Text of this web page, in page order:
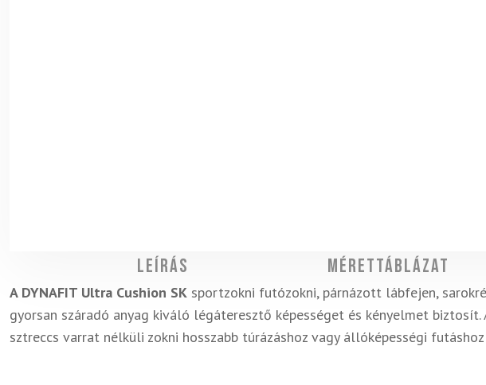
Leírás Mérettáblázat
A DYNAFIT Ultra Cushion SK sportzokni futózokni, párnázott lábfejen,
gyorsan száradó anyag kiváló légáteresztő képességet és kényelmet biztosít.
sztreccs varrat nélküli zokni hosszabb túrázáshoz vagy állóképességi